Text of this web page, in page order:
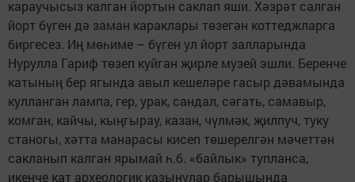
караучысыз калган йортын саклап яши. Хәзрәт салган
йорт бүген дә заман караклары төзегән коттеджларга
биргесез. Иң мөһиме – бүген ул йорт залларында
Нурулла Гариф төзеп куйган җирле музей эшли. Беренче
катының бер ягында авыл кешеләре гасыр дәвамында
кулланган лампа, гер, урак, сандал, сәгать, самавыр,
комган, кайчы, кыңгырау, казан, чүлмәк, җилпуч, туку
станогы, хәтта манарасы кисеп төшерелгән мәчеттән
сакланып калган ярымай һ.б. «байлык» тупланса,
икенче кат археологик казынулар барышында